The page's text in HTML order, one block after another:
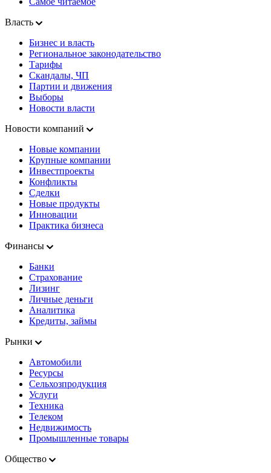
Власть
Бизнес и власть
Региональное законодательство
Тарифы
Скандалы, ЧП
Партии и движения
Выборы
Новости власти
Новости компаний
Новые компании
Крупные компании
Инвестпроекты
Конфликты
Сделки
Новые продукты
Инновации
Практика бизнеса
Финансы
Банки
Страхование
Лизинг
Личные деньги
Аналитика
Кредиты, займы
Рынки
Автомобили
Ресурсы
Сельхозпродукция
Услуги
Техника
Телеком
Недвижимость
Промышленные товары
Общество